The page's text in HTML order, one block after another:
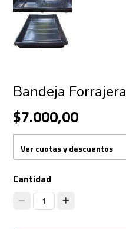
Bandeja Forrajera
$7.000,00
Ver cuotas y descuentos
Cantidad
1